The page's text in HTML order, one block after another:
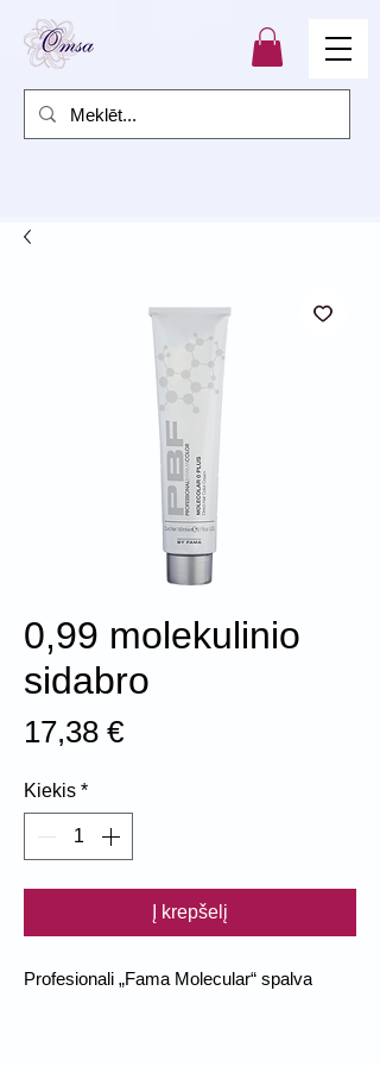
0,99 molekulinio
sidabro
17,38 €Price
Kiekis *
Į krepšelį
Profesionali „Fama Molecular“ spalva